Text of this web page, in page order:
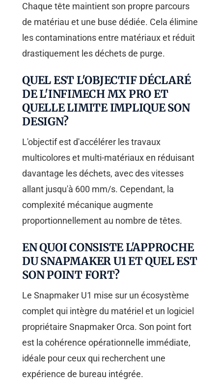
Chaque tête maintient son propre parcours
de matériau et une buse dédiée. Cela élimine
les contaminations entre matériaux et réduit
drastiquement les déchets de purge.
QUEL EST L'OBJECTIF DÉCLARÉ
DE L'INFIMECH MX PRO ET
QUELLE LIMITE IMPLIQUE SON
DESIGN?
L'objectif est d'accélérer les travaux
multicolores et multi-matériaux en réduisant
davantage les déchets, avec des vitesses
allant jusqu'à 600 mm/s. Cependant, la
complexité mécanique augmente
proportionnellement au nombre de têtes.
EN QUOI CONSISTE L'APPROCHE
DU SNAPMAKER U1 ET QUEL EST
SON POINT FORT?
Le Snapmaker U1 mise sur un écosystème
complet qui intègre du matériel et un logiciel
propriétaire Snapmaker Orca. Son point fort
est la cohérence opérationnelle immédiate,
idéale pour ceux qui recherchent une
expérience de bureau intégrée.